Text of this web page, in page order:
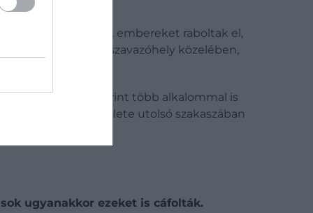
hogy bandák embereket raboltak el,
napon, egy szavazóhely közelében,
italt, kortársai szerint több alkalommal is
utaltak, hogy élete utolsó szakaszában
ugyanakkor ezeket is cáfolták.